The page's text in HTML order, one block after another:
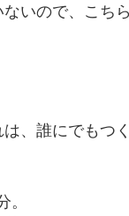
いので、こち
、誰にでもつ
。